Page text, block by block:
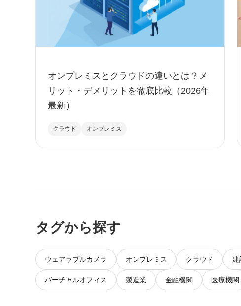
オンプレミスとクラウドの違いとは？メ
リット・デメリットを徹底比較（2026年
最新）
クラウド オンプレミス
タグから探す
ウェアラブルカメラ オンプレミス クラウド 建
バーチャルオフィス 製造業 金融機関 医療機関